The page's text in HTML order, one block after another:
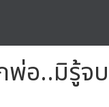
พ่อ..มิรู้